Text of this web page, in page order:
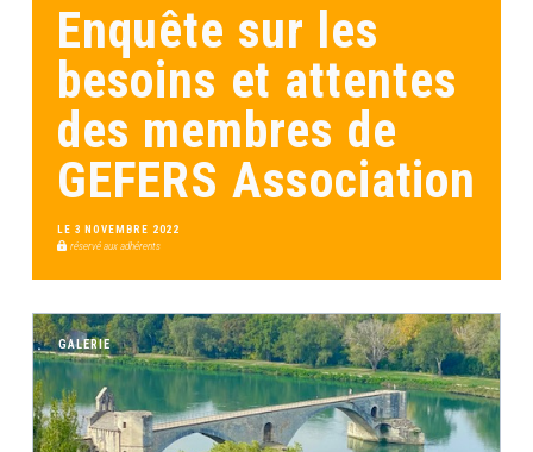
Enquête sur les
besoins et attentes
des membres de
GEFERS Association
LE 3 NOVEMBRE 2022
réservé aux adhérents
GALERIE